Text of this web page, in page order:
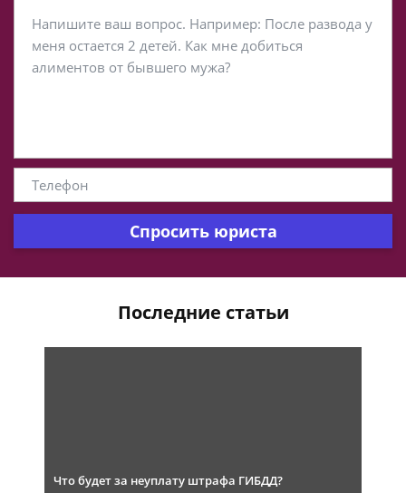
Спросить юриста
Последние статьи
Что будет за неуплату штрафа ГИБДД?